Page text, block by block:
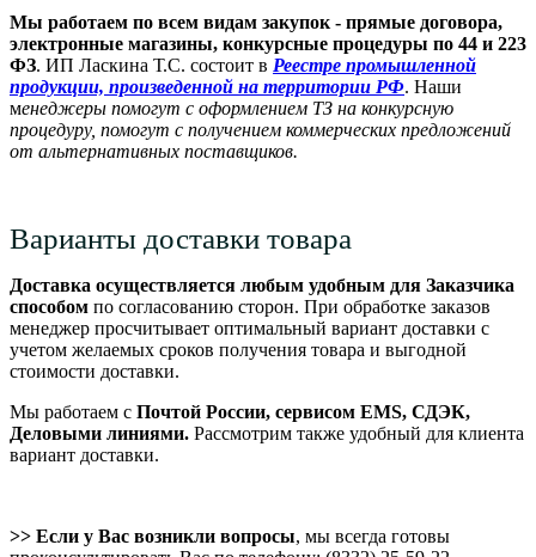
Мы работаем по всем видам закупок - прямые договора,
электронные магазины, конкурсные процедуры по 44 и 223
ФЗ. ИП Ласкина Т.С. состоит в Реестре промышленной
продукции, произведенной на территории РФ. Наши
менеджеры помогут с оформлением ТЗ на конкурсную
процедуру, помогут с получением коммерческих предложений
от альтернативных поставщиков.
Варианты доставки товара
Доставка осуществляется любым удобным для Заказчика
способом по согласованию сторон. При обработке заказов
менеджер просчитывает оптимальный вариант доставки с
учетом желаемых сроков получения товара и выгодной
стоимости доставки.
Мы работаем с Почтой России, сервисом EMS, СДЭК,
Деловыми линиями. Рассмотрим также удобный для клиента
вариант доставки.
>> Если у Вас возникли вопросы, мы всегда готовы